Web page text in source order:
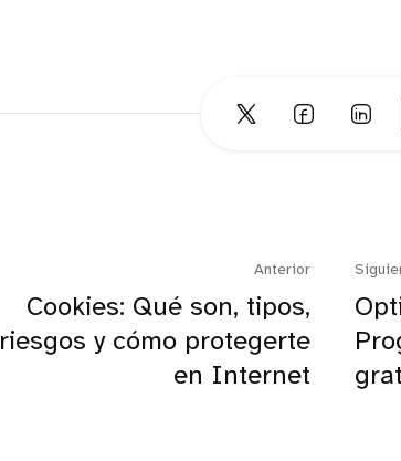
Anterior
Cookies: Qué son, tipos,
riesgos y cómo protegerte
en Internet